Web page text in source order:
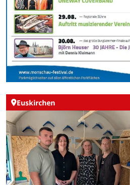
Euskirchen